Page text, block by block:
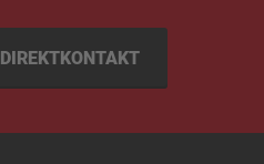
DIREKTKONTAKT